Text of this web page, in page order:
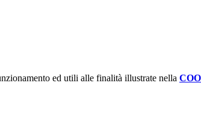
ed utili alle finalità illustrate nella